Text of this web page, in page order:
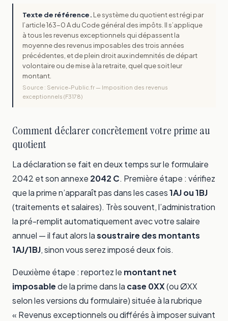
Texte de référence. Le système du quotient est régi par
l’article 163-0 A du Code général des impôts. Il s’applique
à tous les revenus exceptionnels qui dépassent la
moyenne des revenus imposables des trois années
précédentes, et de plein droit aux indemnités de départ
volontaire ou de mise à la retraite, quel que soit leur
montant.
Source : Service-Public.fr — Imposition des revenus
exceptionnels (F3178)
Comment déclarer concrètement votre prime au
quotient
La déclaration se fait en deux temps sur le formulaire
2042 et son annexe 2042 C. Première étape : vérifiez
que la prime n’apparaît pas dans les cases1AJ ou 1BJ
(traitements et salaires). Très souvent, l’administration
la pré-remplit automatiquement avec votre salaire
annuel — il faut alors lasoustraire des montants
1AJ/1BJ, sinon vous serez imposé deux fois.
Deuxième étape : reportez le montant net
imposablede la prime dans la case 0XX(ou ØXX
selon les versions du formulaire) située à la rubrique
« Revenus exceptionnels ou différés à imposer suivant